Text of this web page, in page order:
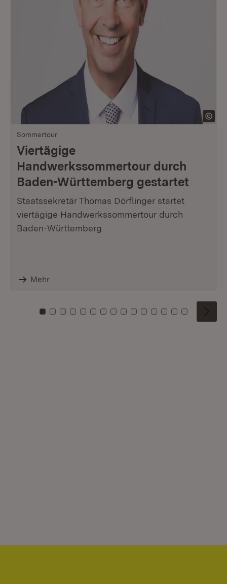
Sommertour
Viertägige
Handwerkssommertour durch
Baden-Württemberg gestartet
Staatssekretär Thomas Dörflinger startet
viertägige Handwerkssommertour durch
Baden-Württemberg.
Mehr
Zu Kachel: 0
Zu Kachel: 1
Zu Kachel: 2
Zu Kachel: 3
Zu Kachel: 4
Zu Kachel: 5
Zu Kachel: 6
Zu Kachel: 7
Zu Kachel: 8
Zu Kachel: 9
Zu Kachel: 10
Zu Kachel: 11
Zu Kachel: 12
Zu Kachel:
Zu